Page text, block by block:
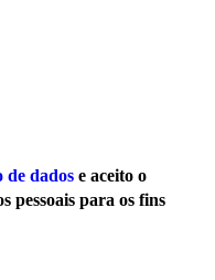
de dados e aceito o
pessoais para os fins